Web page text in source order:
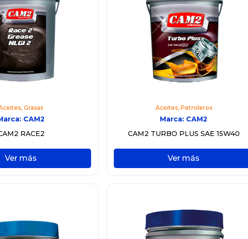
,Grasas
CAM2
RACE2
Ver más
Aceites, Petroleros
Marca: CAM2
CAM2 TURBO PLUS SAE 15W40
Ver más